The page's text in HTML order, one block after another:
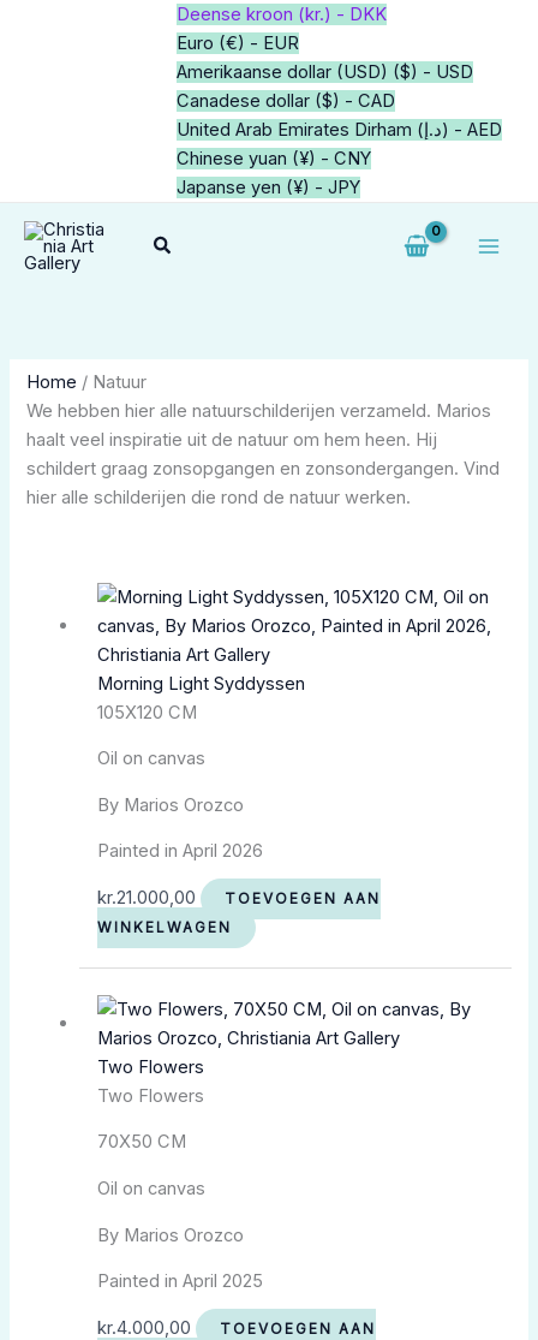
Deense kroon (kr.) - DKK
Euro (€) - EUR
Amerikaanse dollar (USD) ($) - USD
Canadese dollar ($) - CAD
United Arab Emirates Dirham (د.إ) - AED
Chinese yuan (¥) - CNY
Japanse yen (¥) - JPY
Zoeken
Home / Natuur
We hebben hier alle natuurschilderijen verzameld. Marios
haalt veel inspiratie uit de natuur om hem heen. Hij
schildert graag zonsopgangen en zonsondergangen. Vind
hier alle schilderijen die rond de natuur werken.
Morning Light Syddyssen
105X120 CM
Oil on canvas
By Marios Orozco
Painted in April 2026
kr.21.000,00
TOEVOEGEN AAN
WINKELWAGEN
Two Flowers
Two Flowers
70X50 CM
Oil on canvas
By Marios Orozco
Painted in April 2025
kr.4.000,00
TOEVOEGEN AAN
producten
1
product
1
product
2
producten
product
productenproducten
34
producten
34
producten
1
product
1
product
producten
producten
21
producten